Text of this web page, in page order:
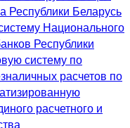
Республики Беларусь
Национального
Республики
систему по
расчетов по
расчетного и